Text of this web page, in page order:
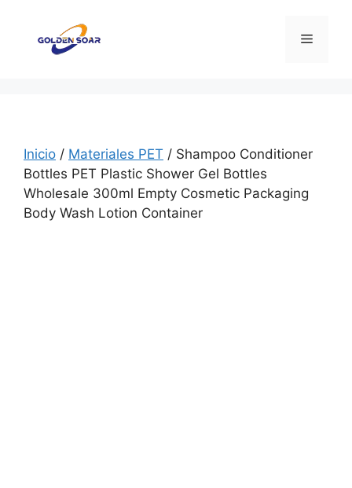
contenido
Menú
Inicio / Materiales PET / Shampoo Conditioner
Bottles PET Plastic Shower Gel Bottles
Wholesale 300ml Empty Cosmetic Packaging
Body Wash Lotion Container